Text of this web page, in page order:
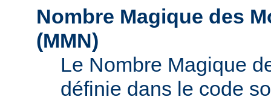
Nombre Magique des
(MMN)
Le Nombre Magique
définie dans le code